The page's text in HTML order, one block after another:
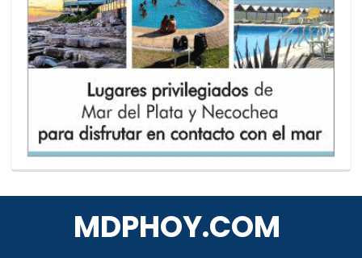
MDPHOY.COM